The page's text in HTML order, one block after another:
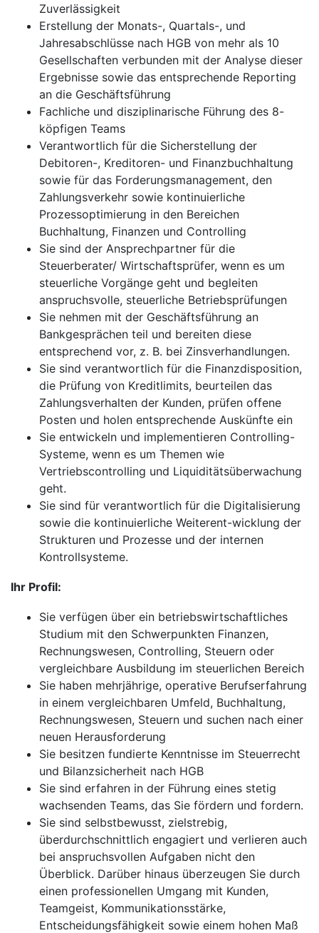
Zuverlässigkeit
Erstellung der Monats-, Quartals-, und
Jahresabschlüsse nach HGB von mehr als 10
Gesellschaften verbunden mit der Analyse dieser
Ergebnisse sowie das entsprechende Reporting
an die Geschäftsführung
Fachliche und disziplinarische Führung des 8-
köpfigen Teams
Verantwortlich für die Sicherstellung der
Debitoren-, Kreditoren- und Finanzbuchhaltung
sowie für das Forderungsmanagement, den
Zahlungsverkehr sowie kontinuierliche
Prozessoptimierung in den Bereichen
Buchhaltung, Finanzen und Controlling
Sie sind der Ansprechpartner für die
Steuerberater/ Wirtschaftsprüfer, wenn es um
steuerliche Vorgänge geht und begleiten
anspruchsvolle, steuerliche Betriebsprüfungen
Sie nehmen mit der Geschäftsführung an
Bankgesprächen teil und bereiten diese
entsprechend vor, z. B. bei Zinsverhandlungen.
Sie sind verantwortlich für die Finanzdisposition,
die Prüfung von Kreditlimits, beurteilen das
Zahlungsverhalten der Kunden, prüfen offene
Posten und holen entsprechende Auskünfte ein
Sie entwickeln und implementieren Controlling-
Systeme, wenn es um Themen wie
Vertriebscontrolling und Liquiditätsüberwachung
geht.
Sie sind für verantwortlich für die Digitalisierung
sowie die kontinuierliche Weiterent-wicklung der
Strukturen und Prozesse und der internen
Kontrollsysteme.
Ihr Profil:
Sie verfügen über ein betriebswirtschaftliches
Studium mit den Schwerpunkten Finanzen,
Rechnungswesen, Controlling, Steuern oder
vergleichbare Ausbildung im steuerlichen Bereich
Sie haben mehrjährige, operative Berufserfahrung
in einem vergleichbaren Umfeld, Buchhaltung,
Rechnungswesen, Steuern und suchen nach einer
neuen Herausforderung
Sie besitzen fundierte Kenntnisse im Steuerrecht
und Bilanzsicherheit nach HGB
Sie sind erfahren in der Führung eines stetig
wachsenden Teams, das Sie fördern und fordern.
Sie sind selbstbewusst, zielstrebig,
überdurchschnittlich engagiert und verlieren auch
bei anspruchsvollen Aufgaben nicht den
Überblick. Darüber hinaus überzeugen Sie durch
einen professionellen Umgang mit Kunden,
Teamgeist, Kommunikationsstärke,
Entscheidungsfähigkeit sowie einem hohen Maß